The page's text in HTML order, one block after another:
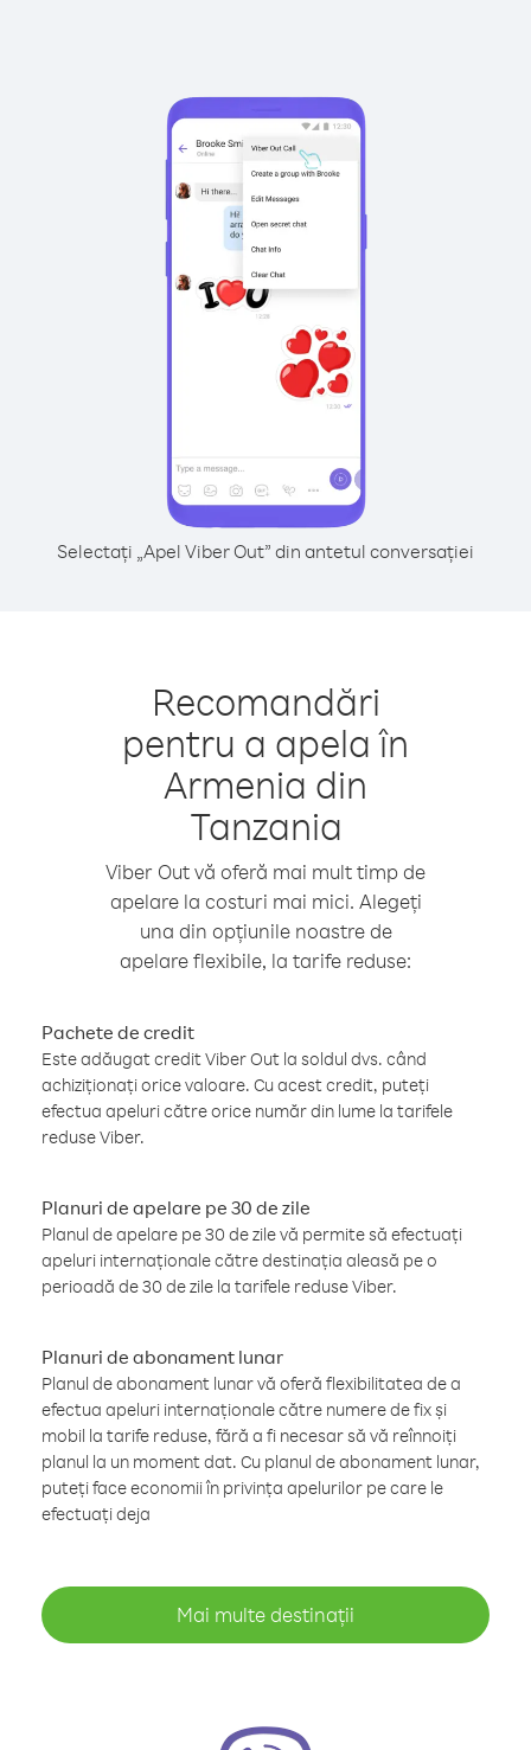
Selectați „Apel Viber Out” din antetul conversației
Recomandări
pentru a apela în
Armenia din
Tanzania
Viber Out vă oferă mai mult timp de
apelare la costuri mai mici. Alegeți
una din opțiunile noastre de
apelare flexibile, la tarife reduse:
Pachete de credit
Este adăugat credit Viber Out la soldul dvs. când
achiziționați orice valoare. Cu acest credit, puteți
efectua apeluri către orice număr din lume la tarifele
reduse Viber.
Planuri de apelare pe 30 de zile
Planul de apelare pe 30 de zile vă permite să efectuați
apeluri internaționale către destinația aleasă pe o
perioadă de 30 de zile la tarifele reduse Viber.
Planuri de abonament lunar
Planul de abonament lunar vă oferă flexibilitatea de a
efectua apeluri internaționale către numere de fix și
mobil la tarife reduse, fără a fi necesar să vă reînnoiți
planul la un moment dat. Cu planul de abonament lunar,
puteți face economii în privința apelurilor pe care le
efectuați deja
Mai multe destinații